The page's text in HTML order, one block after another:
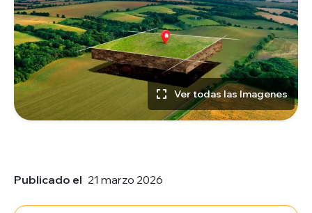
Ver todas las Imagenes
Publicado el 21 marzo 2026